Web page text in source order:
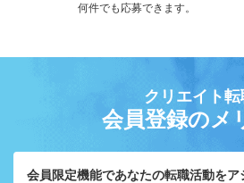
何件でも応募できます。
クリエイト転
会員登録のメ
会員限定機能であなたの転職活動をア